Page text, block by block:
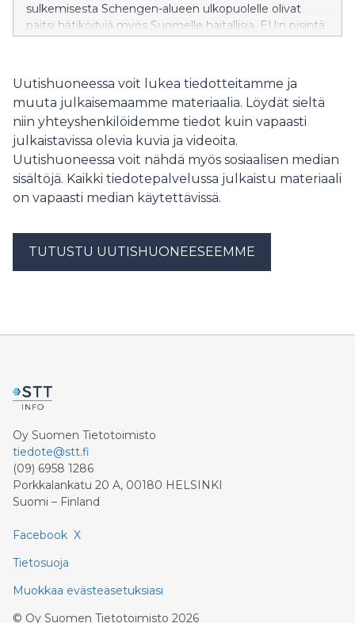
sulkemisesta Schengen-alueen ulkopuolelle olivat
paitsi hätiköityjä myös Suomelle haitallisia. EU:n pisintä
rajaturvallisuuden vaikeissa oloissa.
Uutishuoneessa voit lukea tiedotteitamme ja
muuta julkaisemaamme materiaalia. Löydät sieltä
niin yhteyshenkilöidemme tiedot kuin vapaasti
julkaistavissa olevia kuvia ja videoita.
Uutishuoneessa voit nähdä myös sosiaalisen median
sisältöjä. Kaikki tiedotepalvelussa julkaistu materiaali
on vapaasti median käytettävissä.
TUTUSTU UUTISHUONEESEEMME
Oy Suomen Tietotoimisto
tiedote@stt.fi
(09) 6958 1286
Porkkalankatu 20 A, 00180 HELSINKI
Suomi – Finland
Facebook X
Tietosuoja
Muokkaa evästeasetuksiasi
© Oy Suomen Tietotoimisto 2026